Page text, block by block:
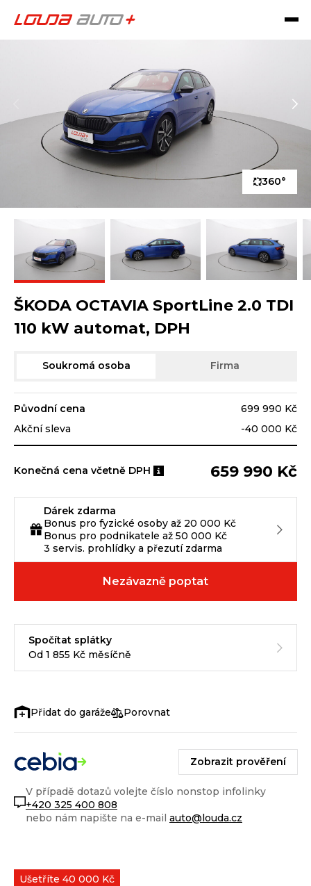
360°
Ušetříte 40 000 Kč
ŠKODA OCTAVIA SportLine 2.0 TDI
110 kW automat, DPH
Soukromá osoba Firma
Původní cena
699 990 Kč
Akční sleva
-40 000 Kč
Konečná cena včetně DPH 659 990 Kč
Dárek zdarma
Bonus pro fyzické osoby až 20 000 Kč
Bonus pro podnikatele až 50 000 Kč
3 servis. prohlídky a přezutí zdarma
Nezávazně poptat
Spočítat splátky
Od 1 855 Kč měsíčně
Porovnat
Zobrazit prověření
V případě dotazů volejte číslo nonstop infolinky
+420 325 400 808
nebo nám napište na e-mail auto@louda.cz